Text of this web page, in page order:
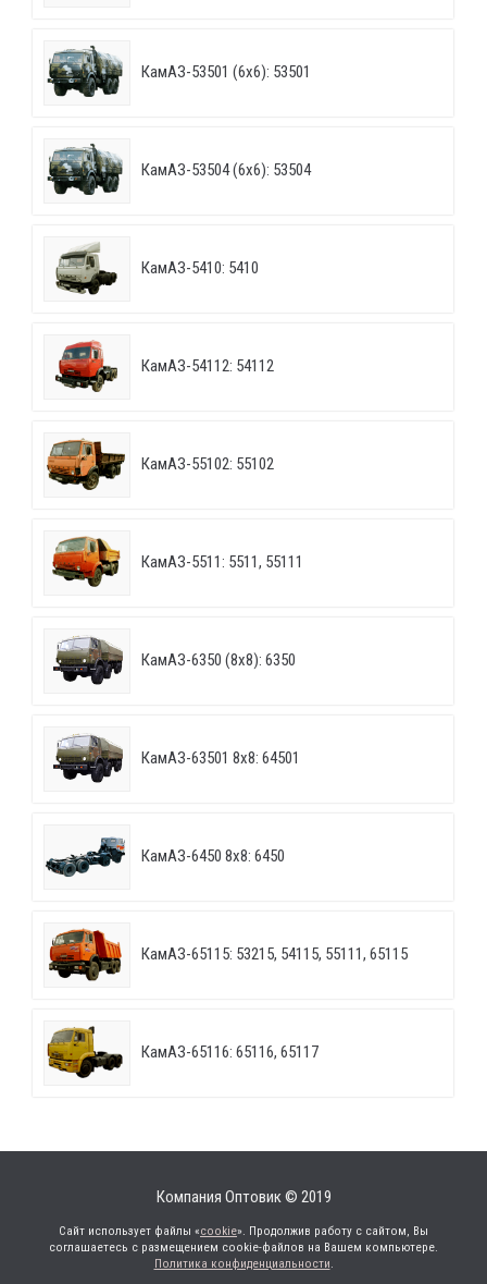
КамАЗ-53501 (6х6): 53501
КамАЗ-53504 (6х6): 53504
КамАЗ-5410: 5410
КамАЗ-54112: 54112
КамАЗ-55102: 55102
КамАЗ-5511: 5511, 55111
КамАЗ-6350 (8х8): 6350
КамАЗ-63501 8х8: 64501
КамАЗ-6450 8х8: 6450
КамАЗ-65115: 53215, 54115, 55111, 65115
КамАЗ-65116: 65116, 65117
Компания Оптовик © 2019
Сайт использует файлы «cookie». Продолжив работу с сайтом, Вы
соглашаетесь с размещением cookie-файлов на Вашем компьютере.
Политика конфиденциальности.